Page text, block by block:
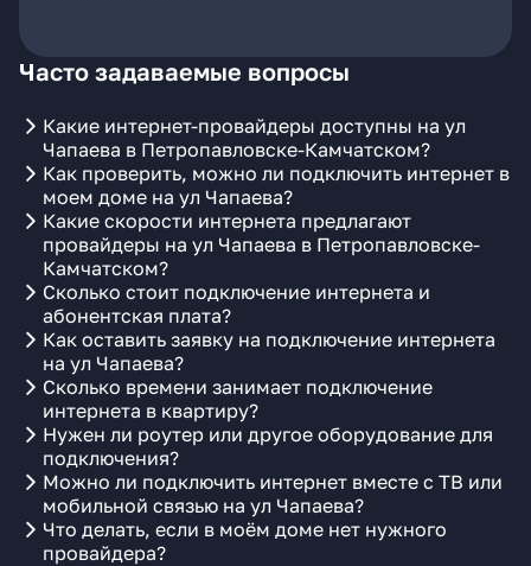
Часто задаваемые вопросы
Какие интернет-провайдеры доступны на ул
Чапаева в Петропавловске-Камчатском?
Как проверить, можно ли подключить интернет в
моем доме на ул Чапаева?
Какие скорости интернета предлагают
провайдеры на ул Чапаева в Петропавловске-
Камчатском?
Сколько стоит подключение интернета и
абонентская плата?
Как оставить заявку на подключение интернета
на ул Чапаева?
Сколько времени занимает подключение
интернета в квартиру?
Нужен ли роутер или другое оборудование для
подключения?
Можно ли подключить интернет вместе с ТВ или
мобильной связью на ул Чапаева?
Что делать, если в моём доме нет нужного
провайдера?